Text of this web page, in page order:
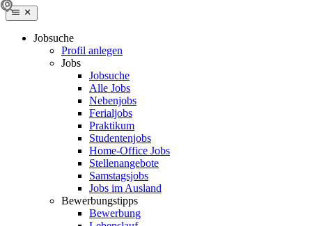
Jobsuche
Profil anlegen
Jobs
Jobsuche
Alle Jobs
Nebenjobs
Ferialjobs
Praktikum
Studentenjobs
Home-Office Jobs
Stellenangebote
Samstagsjobs
Jobs im Ausland
Bewerbungstipps
Bewerbung